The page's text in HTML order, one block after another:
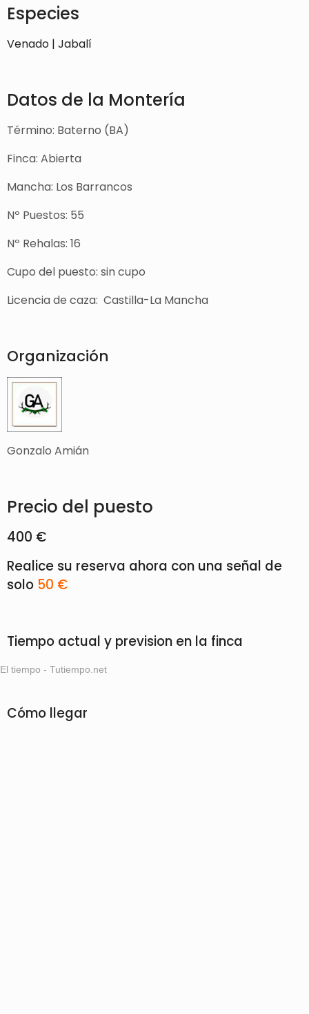
Especies
Venado | Jabalí
Datos de la Montería
Término: Baterno (BA)
Finca: Abierta
Mancha: Los Barrancos
Nº Puestos: 55
Nº Rehalas: 16
Cupo del puesto: sin cupo
Licencia de caza: Castilla-La Mancha
Organización
Gonzalo Amián
Precio del puesto
400 €
Realice su reserva ahora con una señal de
solo 50 €
Tiempo actual y prevision en la finca
El tiempo - Tutiempo.net
Cómo llegar